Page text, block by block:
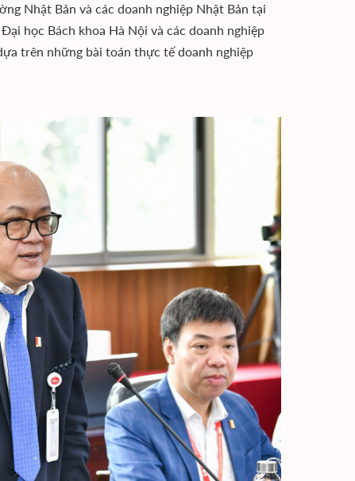
Nhật Bản và các doanh nghiệp Nhật Bản tại
học Bách khoa Hà Nội và các doanh nghiệp
trên những bài toán thực tế doanh nghiệp